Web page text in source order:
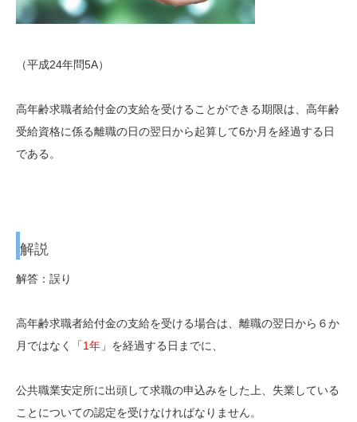
（平成24年問5A）
高年齢求職者給付金の支給を受けることができる期限は、高年齢
受給資格に係る離職の日の翌日から起算して6か月を経過する日
である。
解説
解答：誤り
高年齢求職者給付金の支給を受ける場合は、離職の翌日から６か
月ではなく「1年 」を経過する日までに、
公共職業安定所に出頭して求職の申込みをした上、失業している
ことについての認定を受けなければなりません。